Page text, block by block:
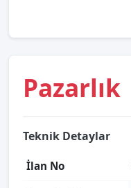
Pazarlık
Teknik Detaylar
İlan No